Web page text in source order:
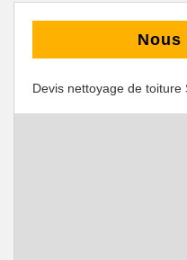
Devis nettoyage de